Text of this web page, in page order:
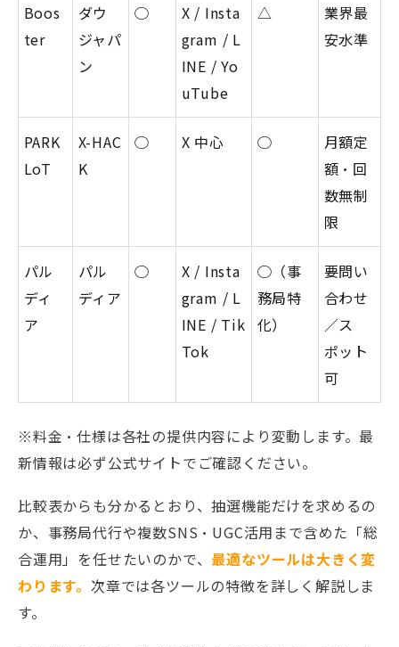
Boos
ter
ダウ
ジャパ
ン
◯
X / Insta
gram / L
INE / Yo
uTube
△
業界最
安水準
PARK
LoT
X-HAC
K
◯ X 中心 ◯
月額定
額・回
数無制
限
パル
ディ
ア
パル
ディア
◯
X / Insta
gram / L
INE / Tik
Tok
◯（事
務局特
化）
要問い
合わせ
／ス
ポット
可
※料金・仕様は各社の提供内容により変動します。最
新情報は必ず公式サイトでご確認ください。
比較表からも分かるとおり、抽選機能だけを求めるの
か、事務局代行や複数SNS・UGC活用まで含めた「総
合運用」を任せたいのかで、 最適なツールは大きく変
わります。 次章では各ツールの特徴を詳しく解説しま
す。